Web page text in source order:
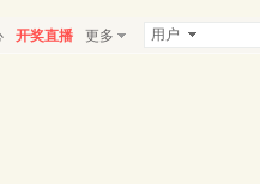
开奖直播 更多 用户